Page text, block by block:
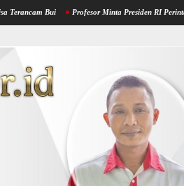
Profesor Minta Presiden RI Perintahkan Semua